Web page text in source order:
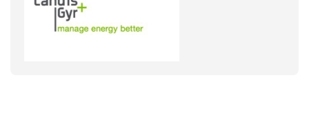
Diese Informationen helfen uns zu verstehen, wie
unsere Besucher unsere Website nutzen.Statistik